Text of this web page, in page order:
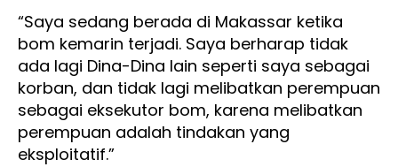
“Saya sedang berada di Makassar ketika
bom kemarin terjadi. Saya berharap tidak
ada lagi Dina-Dina lain seperti saya sebagai
korban, dan tidak lagi melibatkan perempuan
sebagai eksekutor bom, karena melibatkan
perempuan adalah tindakan yang
eksploitatif.”